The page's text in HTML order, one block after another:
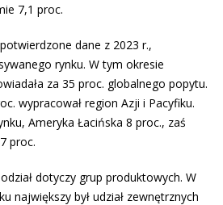
7,1 proc.
dane z 2023 r.,
rynku. W tym okresie
za 35 proc. globalnego popytu.
wypracował region Azji i Pacyfiku.
Ameryka Łacińska 8 proc., zaś
proc.
dotyczy grup produktowych. W
największy był udział zewnętrznych